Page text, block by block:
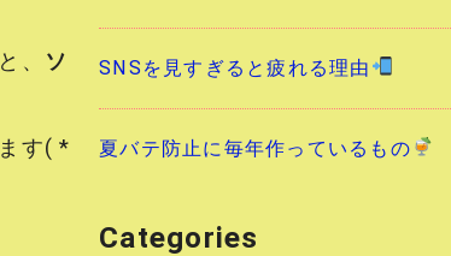
、
ソ
す( *
SNSを見すぎると疲れる理由
夏バテ防止に毎年作っているもの
Categories